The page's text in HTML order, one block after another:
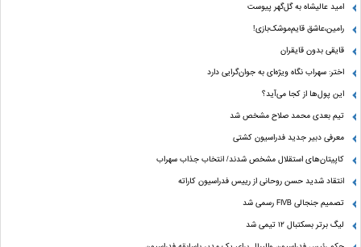
امید عالیشاه به گل‌گهر پیوست
رامین،عاشق قایم‌موشک‌بازی!
قایقی بدون قایقران
اختر: سهراب نگاه ویژه‌ای به جوان‌گرایی دارد
این پول‌ها از کجا می‌آید؟
تیم بعدی محمد صلاح مشخص شد
معرفی دبیر جدید فدراسیون کشتی
کاپیتان‌های استقلال مشخص شدند/ انتخاب جذاب سهراب
انتقاد شدید حسن روحانی از رییس فدراسیون کاراته
تصمیم جنجالی FIVB رسمی شد
لیگ برتر بسکتبال ۱۲ تیمی شد